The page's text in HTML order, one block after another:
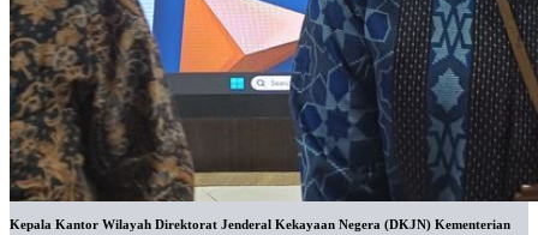
Kepala Kantor Wilayah Direktorat Jenderal Kekayaan Negera (DKJN) Kementerian